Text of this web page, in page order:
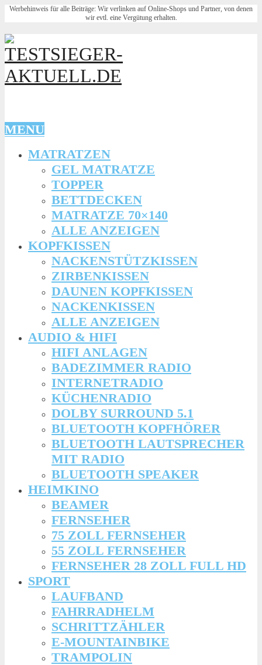
Werbehinweis für alle Beiträge: Wir verlinken auf Online-Shops und Partner, von denen
wir evtl. eine Vergütung erhalten.
MENU
MATRATZEN
GEL MATRATZE
TOPPER
BETTDECKEN
MATRATZE 70×140
ALLE ANZEIGEN
KOPFKISSEN
NACKENSTÜTZKISSEN
ZIRBENKISSEN
DAUNEN KOPFKISSEN
NACKENKISSEN
ALLE ANZEIGEN
AUDIO & HIFI
HIFI ANLAGEN
BADEZIMMER RADIO
INTERNETRADIO
KÜCHENRADIO
DOLBY SURROUND 5.1
BLUETOOTH KOPFHÖRER
BLUETOOTH LAUTSPRECHER
MIT RADIO
BLUETOOTH SPEAKER
HEIMKINO
BEAMER
FERNSEHER
75 ZOLL FERNSEHER
55 ZOLL FERNSEHER
FERNSEHER 28 ZOLL FULL HD
SPORT
LAUFBAND
FAHRRADHELM
SCHRITTZÄHLER
E-MOUNTAINBIKE
TRAMPOLIN